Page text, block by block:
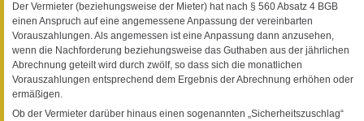
Der Vermieter (beziehungsweise der Mieter) hat nach § 560 Absatz 4 BGB
einen Anspruch auf eine angemessene Anpassung der vereinbarten
Vorauszahlungen. Als angemessen ist eine Anpassung dann anzusehen,
wenn die Nachforderung beziehungsweise das Guthaben aus der jährlichen
Abrechnung geteilt wird durch zwölf, so dass sich die monatlichen
Vorauszahlungen entsprechend dem Ergebnis der Abrechnung erhöhen oder
ermäßigen.
Ob der Vermieter darüber hinaus einen sogenannten „Sicherheitszuschlag“